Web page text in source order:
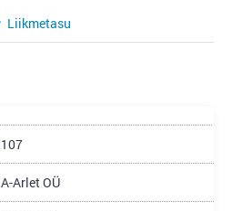
Liikmetasu
107
A-Arlet OÜ